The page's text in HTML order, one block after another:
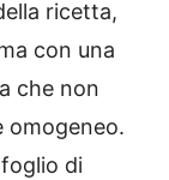
ricetta,
con una
che non
omogeneo.
di